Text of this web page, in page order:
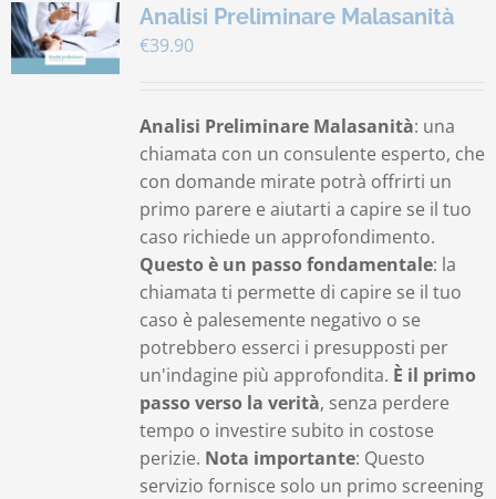
Analisi Preliminare Malasanità
€39.90
Analisi Preliminare Malasanità: una
chiamata con un consulente esperto, che
con domande mirate potrà offrirti un
primo parere e aiutarti a capire se il tuo
caso richiede un approfondimento.
Questo è un passo fondamentale: la
chiamata ti permette di capire se il tuo
caso è palesemente negativo o se
potrebbero esserci i presupposti per
un'indagine più approfondita. È il primo
passo verso la verità, senza perdere
tempo o investire subito in costose
perizie. Nota importante: Questo
servizio fornisce solo un primo screening